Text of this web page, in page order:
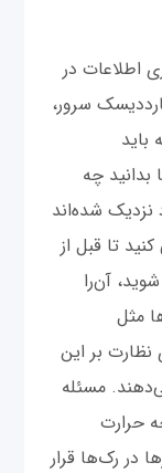
اطلاعات در
سرور،
بدانید چه
نزدیک شده‌اند
تا قبل از
آن‌را
مثل
نظارت بر این
مسئله
حرارت
در رک‌ها قرار